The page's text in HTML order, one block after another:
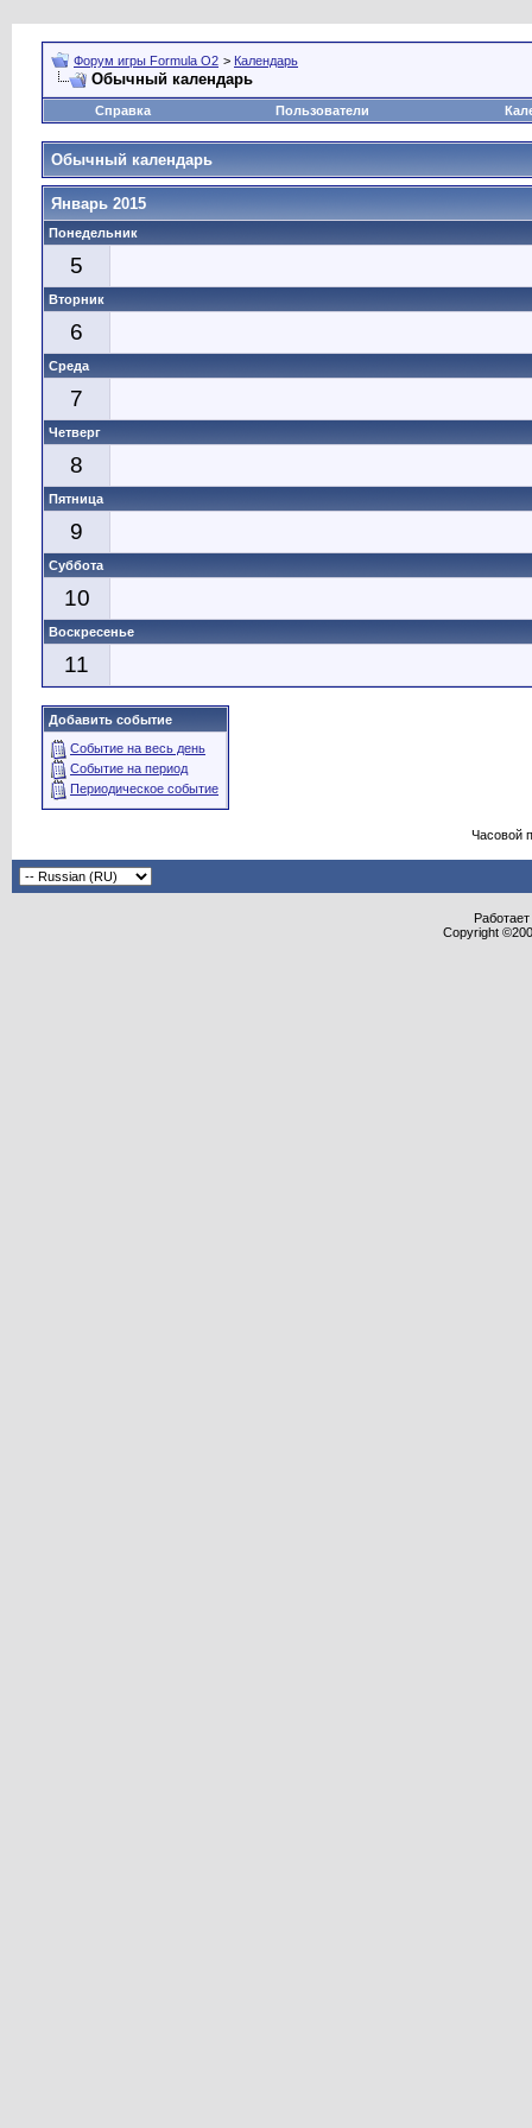
Форум игры Formula O2 > Календарь
Обычный календарь
Справка Пользователи
Обычный календарь
Январь 2015
Понедельник
5
Вторник
6
Среда
7
Четверг
8
Пятница
9
Суббота
10
Воскресенье
11
Добавить событие
Событие на весь день
Событие на период
Периодическое событие
Часовой
Copyright